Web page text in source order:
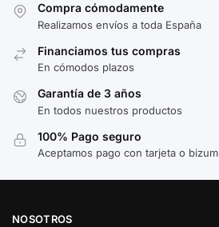
Compra cómodamente
Realizamos envíos a toda España
Financiamos tus compras
En cómodos plazos
Garantía de 3 años
En todos nuestros productos
100% Pago seguro
Aceptamos pago con tarjeta o bizum
NOSOTROS